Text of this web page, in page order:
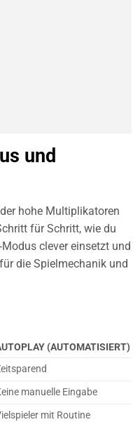
und
hohe Multiplikatoren
für Schritt, wie du
clever einsetzt und
die Spielmechanik und
(AUTOMATISIERT)
manuelle Eingabe
mit Routine